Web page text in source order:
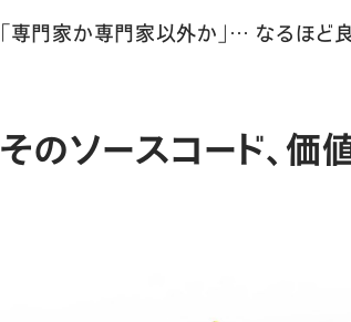
「専門家か専門家以外か」… なるほど
そのソースコード、価